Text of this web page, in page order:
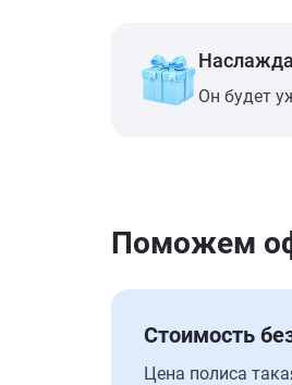
Он будет
Поможем
Стоимость
Цена полиса